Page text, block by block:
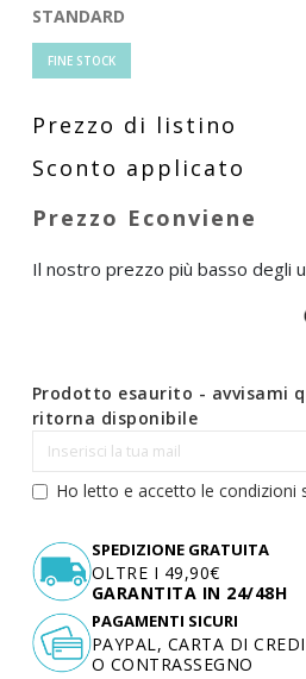
STANDARD
FINE STOCK
Il nostro prezzo più basso degli
Prodotto esaurito - avvisami
ritorna disponibile
Ho letto e accetto le condizioni
SPEDIZIONE GRATUITA
OLTRE I 49,90€
GARANTITA IN 24/48H
PAGAMENTI SICURI
PAYPAL, CARTA DI
O CONTRASSEGNO